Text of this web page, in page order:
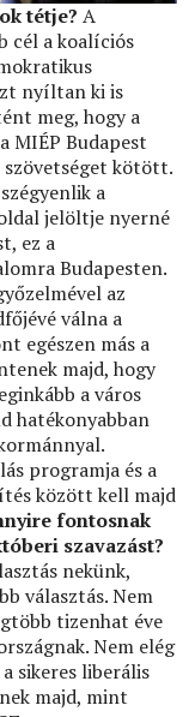
tétje? A
cél a koalíciós
nyíltan ki is
meg, hogy a
MIÉP Budapest
kötött.
a
jelöltje nyerné
ez a
Budapesten.
az
válna a
egészen más a
majd, hogy
a város
hatékonyabban
programja és a
között kell majd
fontosnak
szavazást?
nekünk,
választás. Nem
tizenhat éve
Nem elég
sikeres liberális
majd, mint